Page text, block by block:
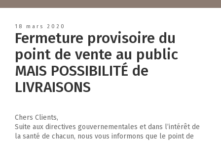
18 mars 2020
Fermeture provisoire du
point de vente au public
MAIS POSSIBILITÉ de
LIVRAISONS
Chers Clients,
Suite aux directives gouvernementales et dans l’intérêt de
la santé de chacun, nous vous informons que le point de